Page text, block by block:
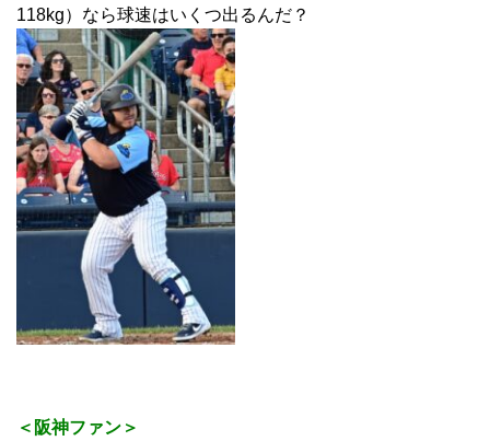
118kg）なら球速はいくつ出るんだ？
＜阪神ファン＞